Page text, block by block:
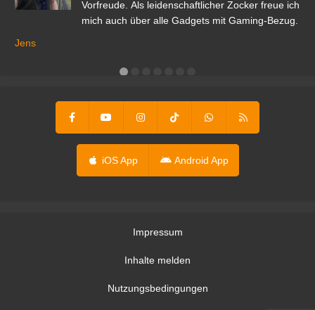
Vorfreude. Als leidenschaftlicher Zocker freue ich
mich auch über alle Gadgets mit Gaming-Bezug.
Jens
iOS App Android App
Impressum
Inhalte melden
Nutzungsbedingungen